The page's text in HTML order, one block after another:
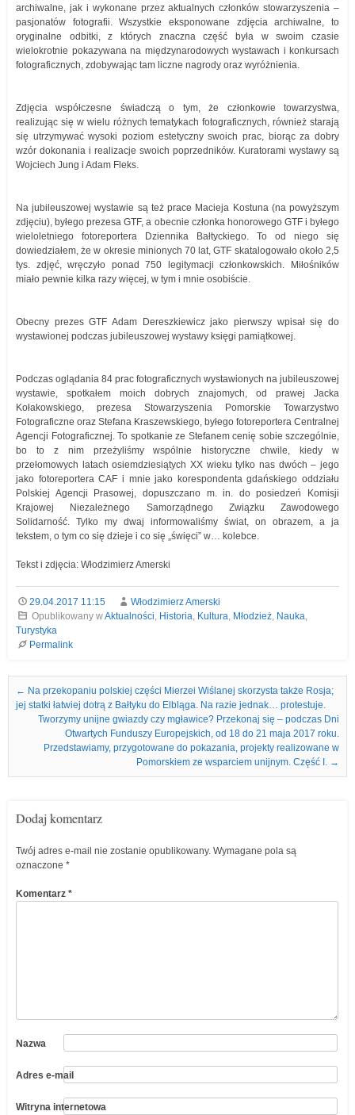
archiwalne, jak i wykonane przez aktualnych członków stowarzyszenia –
pasjonatów fotografii. Wszystkie eksponowane zdjęcia archiwalne, to
oryginalne odbitki, z których znaczna część była w swoim czasie
wielokrotnie pokazywana na międzynarodowych wystawach i konkursach
fotograficznych, zdobywając tam liczne nagrody oraz wyróżnienia.
Zdjęcia współczesne świadczą o tym, że członkowie towarzystwa,
realizując się w wielu różnych tematykach fotograficznych, również starają
się utrzymywać wysoki poziom estetyczny swoich prac, biorąc za dobry
wzór dokonania i realizacje swoich poprzedników. Kuratorami wystawy są
Wojciech Jung i Adam Fleks.
Na jubileuszowej wystawie są też prace Macieja Kostuna (na powyższym
zdjęciu), byłego prezesa GTF, a obecnie członka honorowego GTF i byłego
wieloletniego fotoreportera Dziennika Bałtyckiego. To od niego się
dowiedziałem, że w okresie minionych 70 lat, GTF skatalogowało około 2,5
tys. zdjęć, wręczyło ponad 750 legitymacji członkowskich. Miłośników
miało pewnie kilka razy więcej, w tym i mnie osobiście.
Obecny prezes GTF Adam Dereszkiewicz jako pierwszy wpisał się do
wystawionej podczas jubileuszowej wystawy księgi pamiątkowej.
Podczas oglądania 84 prac fotograficznych wystawionych na jubileuszowej
wystawie, spotkałem moich dobrych znajomych, od prawej Jacka
Kołakowskiego, prezesa Stowarzyszenia Pomorskie Towarzystwo
Fotograficzne oraz Stefana Kraszewskiego, byłego fotoreportera Centralnej
Agencji Fotograficznej. To spotkanie ze Stefanem cenię sobie szczególnie,
bo to z nim przeżyliśmy wspólnie historyczne chwile, kiedy w
przełomowych latach osiemdziesiątych XX wieku tylko nas dwóch – jego
jako fotoreportera CAF i mnie jako korespondenta gdańskiego oddziału
Polskiej Agencji Prasowej, dopuszczano m. in. do posiedzeń Komisji
Krajowej Niezależnego Samorządnego Związku Zawodowego
Solidarność. Tylko my dwaj informowaliśmy świat, on obrazem, a ja
tekstem, o tym co się dzieje i co się „święci” w… kolebce.
Tekst i zdjęcia: Włodzimierz Amerski
29.04.2017 11:15
Włodzimierz Amerski
Opublikowany wAktualności, Historia, Kultura, Młodzież, Nauka,
Turystyka
Permalink
Nawigacja we wpisach
← Na przekopaniu polskiej części Mierzei Wiślanej skorzysta także Rosja;
jej statki łatwiej dotrą z Bałtyku do Elbląga. Na razie jednak… protestuje.
Tworzymy unijne gwiazdy czy mgławice? Przekonaj się – podczas Dni
Otwartych Funduszy Europejskich, od 18 do 21 maja 2017 roku.
Przedstawiamy, przygotowane do pokazania, projekty realizowane w
Pomorskiem ze wsparciem unijnym. Część I. →
Dodaj komentarz
Twój adres e-mail nie zostanie opublikowany. Wymagane pola są
oznaczone *
Komentarz *
Nazwa
Adres e-mail
Witryna internetowa